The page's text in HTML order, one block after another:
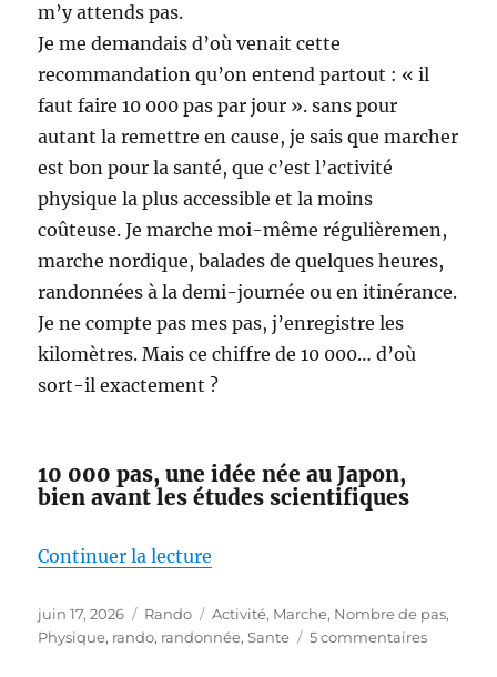
m’y attends pas.
Je me demandais d’où venait cette
recommandation qu’on entend partout : « il
faut faire 10 000 pas par jour ». sans pour
autant la remettre en cause, je sais que marcher
est bon pour la santé, que c’est l’activité
physique la plus accessible et la moins
coûteuse. Je marche moi-même régulièremen,
marche nordique, balades de quelques heures,
randonnées à la demi-journée ou en itinérance.
Je ne compte pas mes pas, j’enregistre les
kilomètres. Mais ce chiffre de 10 000… d’où
sort-il exactement ?
10 000 pas, une idée née au Japon,
bien avant les études scientifiques
Continuer la lecture
Publié
le
juin 17, 2026 Catégories
Rando Étiquettes
Activité, Marche, Nombre de pas,
Physique, rando, randonnée,Sante 5 commentairessur